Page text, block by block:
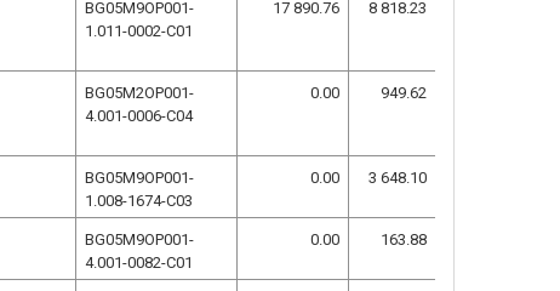
BG05M9OP001-
1.011-0002-C01
17 890.76 8 818.23
BG05M2OP001-
4.001-0006-C04
0.00 949.62
BG05M9OP001-
1.008-1674-C03
0.00 3 648.10
BG05M9OP001-
4.001-0082-C01
0.00 163.88